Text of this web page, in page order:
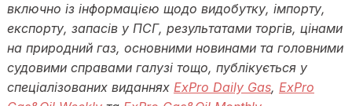
включно із інформацією щодо видобутку, імпорту,
експорту, запасів у ПСГ, результатами торгів, цінами
на природний газ, основними новинами та головними
судовими справами галузі тощо, публікується у
спеціалізованих виданнях ExPro Daily Gas, ExPro